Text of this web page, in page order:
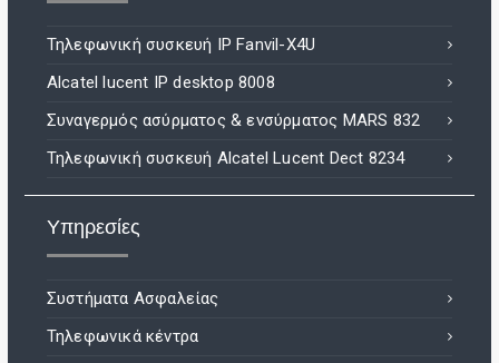
Τηλεφωνική συσκευή IP Fanvil-X4U
Alcatel lucent IP desktop 8008
Συναγερμός ασύρματος & ενσύρματος MARS 832
Τηλεφωνική συσκευή Alcatel Lucent Dect 8234
Υπηρεσίες
Συστήματα Ασφαλείας
Τηλεφωνικά κέντρα